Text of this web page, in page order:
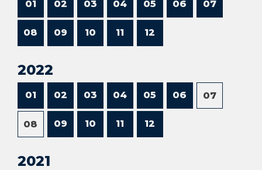
01 02 03 04 05 06 07
08 09 10 11 12
2022
01 02 03 04 05 06 07
08 09 10 11 12
2021